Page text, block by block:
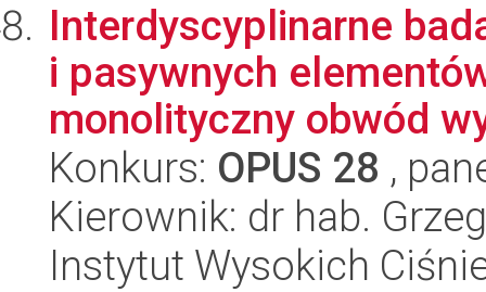
Interdyscyplinarne
i pasywnych
monolityczny obwód
Konkurs: OPUS 28 ,
Kierownik: dr hab.
Instytut Wysokich